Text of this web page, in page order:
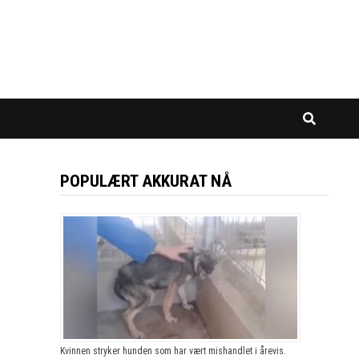
POPULÆRT AKKURAT NÅ
Kvinnen stryker hunden som har vært mishandlet i årevis.